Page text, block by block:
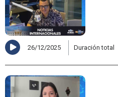
26/12/2025 Duración total